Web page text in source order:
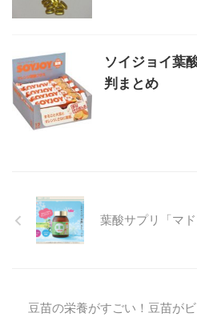
ソイジョイ葉
判まとめ
葉酸サプリ「マ
豆苗の栄養がすごい！豆苗が